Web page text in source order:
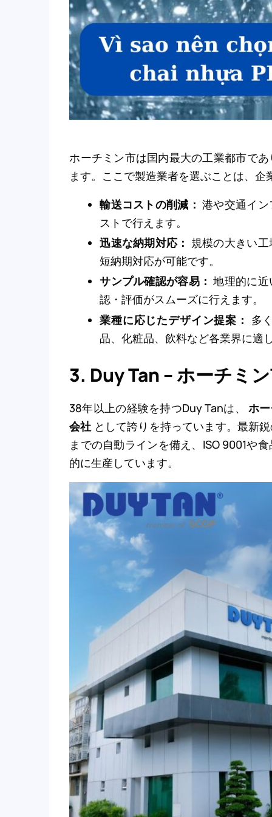
ホーチミン市は国内最大の工業都市で
ます。ここで製造業者を選ぶことは、
輸送コストの削減：港や交通イ
ストで行えます。
迅速な納期対応： 規模の大きい
短納期対応が可能です。
サンプル確認が容易：地理的に
認・評価がスムーズに行えます。
業種に応じたデザイン提案： 多
品、化粧品、飲料など各業界に適
3. Duy Tan – ホーチミ
38年以上の経験を持つDuy Tanは、ホ
会社 として誇りを持っています。最新
までの自動ラインを備え、ISO 9001や
的に生産しています。